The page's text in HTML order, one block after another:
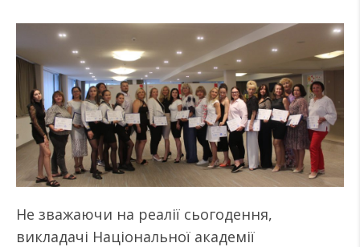
Не зважаючи на реалії сьогодення,
викладачі Національної академії